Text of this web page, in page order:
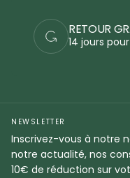
GRATUIT*
pour décider
NEWSLETTER
Inscrivez-vous à notre
notre actualité, nos
10€ de réduction sur